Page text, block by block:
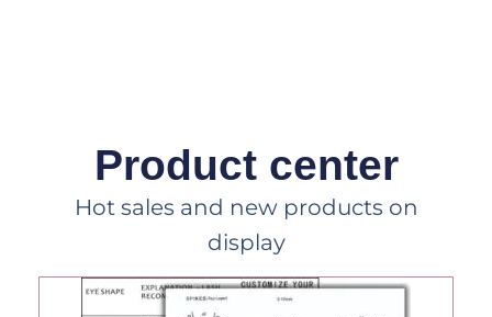
Product center
Hot sales and new products on
display